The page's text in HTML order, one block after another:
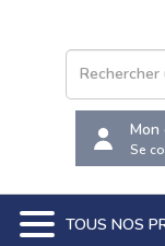
Mon
Se
TOUS NOS